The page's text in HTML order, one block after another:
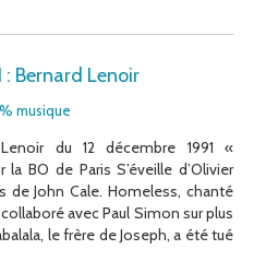
: Bernard Lenoir
musique
du 12 décembre 1991 «
BO de Paris S’éveille d’Olivier
de John Cale. Homeless, chanté
avec Paul Simon sur plus
le frère de Joseph, a été tué